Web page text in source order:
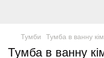
Тумби Тумба в ванну
Тумба в ванну